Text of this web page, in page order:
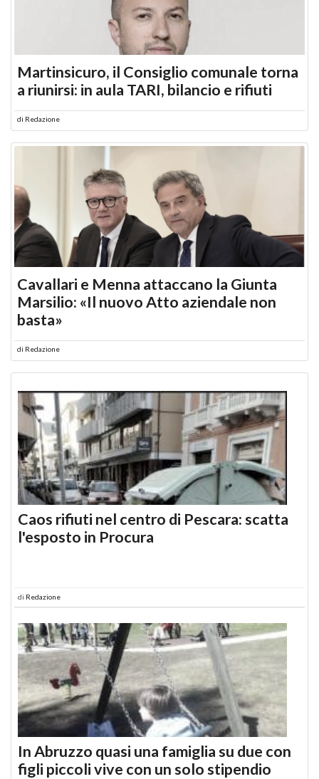
Martinsicuro, il Consiglio comunale torna
a riunirsi: in aula TARI, bilancio e rifiuti
di Redazione
Cavallari e Menna attaccano la Giunta
Marsilio: «Il nuovo Atto aziendale non
basta»
di Redazione
Caos rifiuti nel centro di Pescara: scatta
l'esposto in Procura
di Redazione
In Abruzzo quasi una famiglia su due con
figli piccoli vive con un solo stipendio